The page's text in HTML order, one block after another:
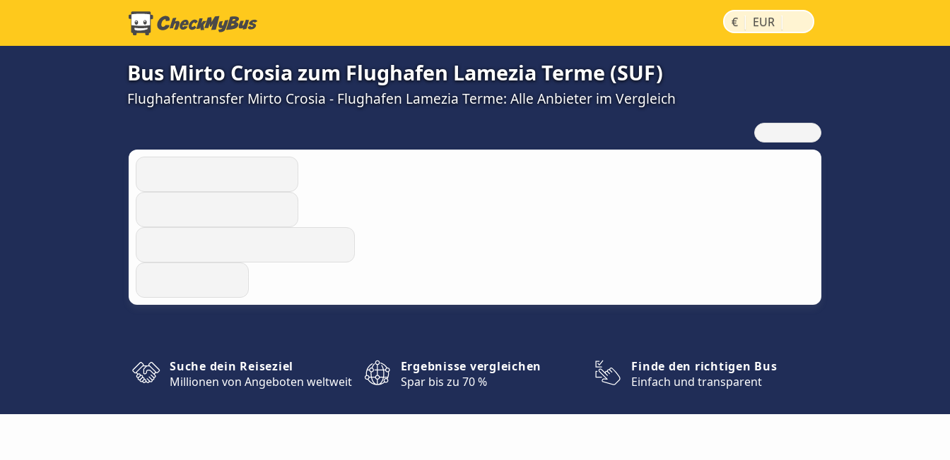
€ | EUR |
Bus Mirto Crosia zum Flughafen Lamezia Terme (SUF)
Flughafentransfer Mirto Crosia - Flughafen Lamezia Terme: Alle Anbieter im Vergleich
Suche dein Reiseziel
Millionen von Angeboten weltweit
Ergebnisse vergleichen
Spar bis zu 70 %
Finde den richtigen Bus
Einfach und transparent